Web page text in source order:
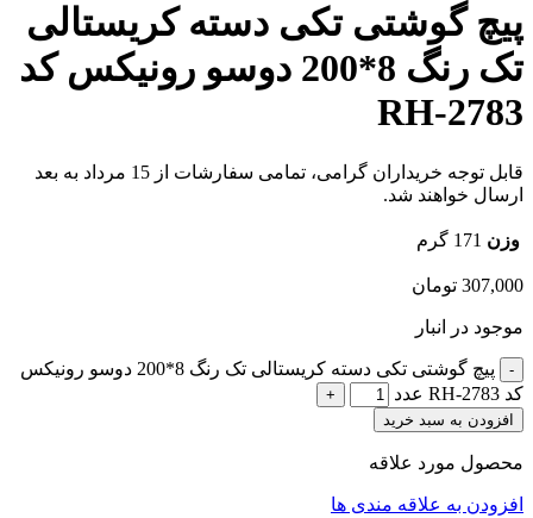
پیچ گوشتی تکی دسته کریستالی
تک رنگ 8*200 دوسو رونیکس کد
RH-2783
قابل توجه خریداران گرامی، تمامی سفارشات از 15 مرداد به بعد
ارسال خواهند شد.
وزن 171 گرم
307,000 تومان
موجود در انبار
پیچ گوشتی تکی دسته کریستالی تک رنگ 8*200 دوسو رونیکس
کد RH-2783 عدد
افزودن به سبد خرید
محصول مورد علاقه
افزودن به علاقه مندی ها